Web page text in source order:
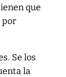
que
por
Se los
la